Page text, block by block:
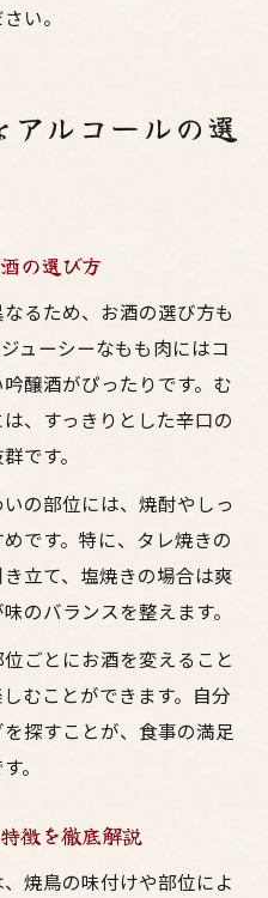
い。
ルコールの選
の選び方
るため、お酒の選び方も
ューシーなもも肉にはコ
醸酒がぴったりです。む
、すっきりとした辛口の
です。
の部位には、焼酎やしっ
です。特に、タレ焼きの
立て、塩焼きの場合は爽
のバランスを整えます。
ごとにお酒を変えること
むことができます。自分
探すことが、食事の満足
。
徴を徹底解説
焼鳥の味付けや部位によ